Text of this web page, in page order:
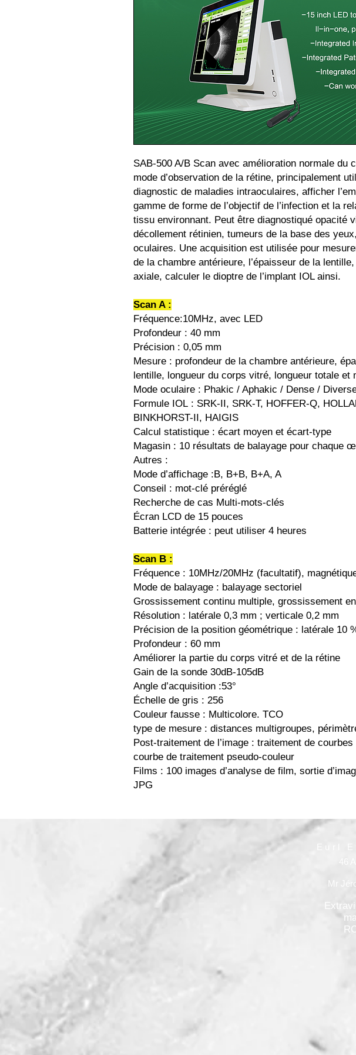
SAB-500 A/B Scan avec amélioration normale du
mode d’observation de la rétine, principalement
diagnostic de maladies intraoculaires, afficher
gamme de forme de l’objectif de l’infection et la
tissu environnant. Peut être diagnostiqué opacité
décollement rétinien, tumeurs de la base des
oculaires. Une acquisition est utilisée pour
de la chambre antérieure, l’épaisseur de la
axiale, calculer le dioptre de l’implant IOL ainsi.
Scan A :
Fréquence:10MHz, avec LED
Profondeur : 40 mm
Précision : 0,05 mm
Mesure : profondeur de la chambre antérieure,
lentille, longueur du corps vitré, longueur totale et
Mode oculaire : Phakic / Aphakic / Dense /
Formule IOL : SRK-II, SRK-T, HOFFER-Q,
BINKHORST-II, HAIGIS
Calcul statistique : écart moyen et écart-type
Magasin : 10 résultats de balayage pour chaque
Autres :
Mode d’affichage :B, B+B, B+A, A
Conseil : mot-clé préréglé
Recherche de cas Multi-mots-clés
Écran LCD de 15 pouces
Batterie intégrée : peut utiliser 4 heures
Scan B :
Fréquence : 10MHz/20MHz (facultatif),
Mode de balayage : balayage sectoriel
Grossissement continu multiple, grossissement
Résolution : latérale 0,3 mm ; verticale 0,2 mm
Précision de la position géométrique : latérale 10
Profondeur : 60 mm
Améliorer la partie du corps vitré et de la rétine
Gain de la sonde 30dB-105dB
Angle d’acquisition :53°
Échelle de gris : 256
Couleur fausse : Multicolore. TCO
type de mesure : distances multigroupes,
Post-traitement de l’image : traitement de
courbe de traitement pseudo-couleur
Films : 100 images d’analyse de film, sortie
JPG
Eurl
46
Mr